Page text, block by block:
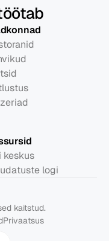
keskus
logi
kaitstud.
Privaatsus